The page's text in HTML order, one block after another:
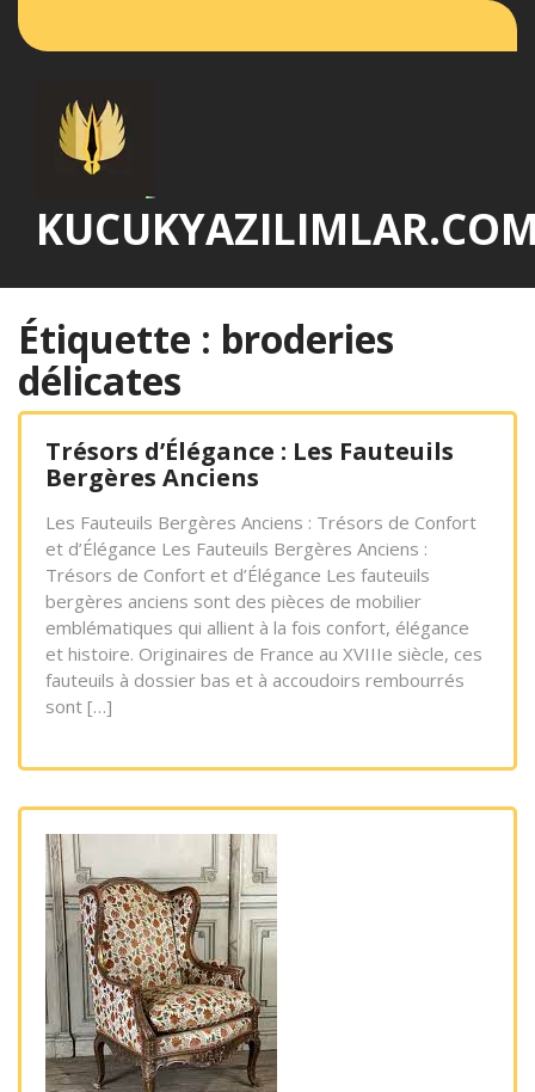
Étiquette : broderies
délicates
Trésors d’Élégance : Les Fauteuils
Bergères Anciens
Les Fauteuils Bergères Anciens : Trésors de Confort
et d’Élégance Les Fauteuils Bergères Anciens :
Trésors de Confort et d’Élégance Les fauteuils
bergères anciens sont des pièces de mobilier
emblématiques qui allient à la fois confort, élégance
et histoire. Originaires de France au XVIIIe siècle, ces
fauteuils à dossier bas et à accoudoirs rembourrés
sont […]